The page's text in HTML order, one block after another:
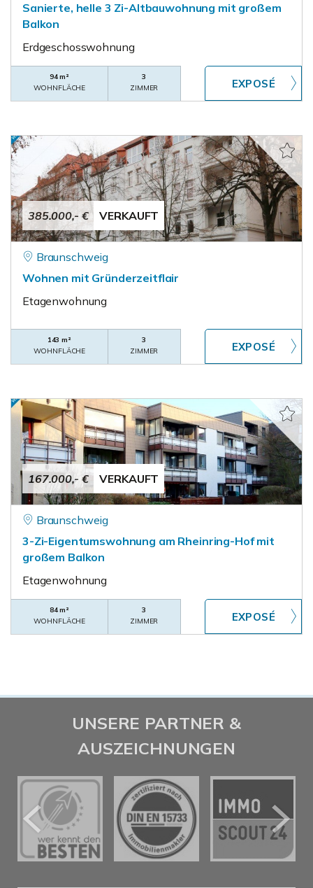
Sanierte, helle 3 Zi-Altbauwohnung mit großem
Balkon
Erdgeschosswohnung
94 m²
WOHNFLÄCHE
3
ZIMMER
385.000,- € VERKAUFT
Braunschweig
Wohnen mit Gründerzeitflair
Etagenwohnung
143 m²
WOHNFLÄCHE
3
ZIMMER
167.000,- € VERKAUFT
Braunschweig
3-Zi-Eigentumswohnung am Rheinring-Hof mit
großem Balkon
Etagenwohnung
84 m²
WOHNFLÄCHE
3
ZIMMER
UNSERE PARTNER &
AUSZEICHNUNGEN